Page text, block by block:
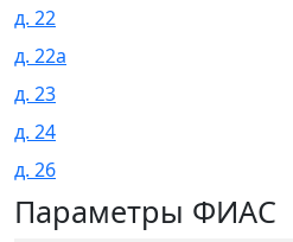
д. 22
д. 22а
д. 23
д. 24
д. 26
Параметры ФИАС